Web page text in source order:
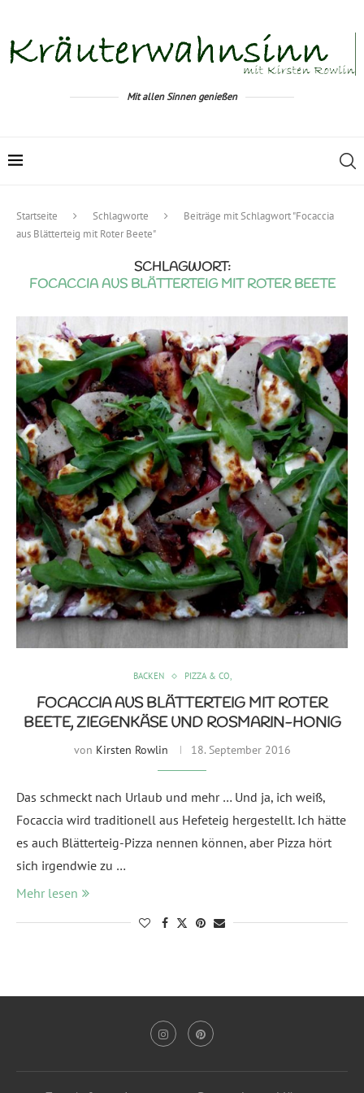
Mit allen Sinnen genießen
Startseite Schlagworte
Beiträge mit Schlagwort "Focaccia
aus Blätterteig mit Roter Beete"
SCHLAGWORT:
FOCACCIA AUS BLÄTTERTEIG MIT ROTER BEETE
BACKEN PIZZA & CO,
FOCACCIA AUS BLÄTTERTEIG MIT ROTER
BEETE, ZIEGENKÄSE UND ROSMARIN-HONIG
von Kirsten Rowlin 18. September 2016
Das schmeckt nach Urlaub und mehr … Und ja, ich weiß,
Focaccia wird traditionell aus Hefeteig hergestellt. Ich hätte
es auch Blätterteig-Pizza nennen können, aber Pizza hört
sich irgendwie zu …
Mehr lesen